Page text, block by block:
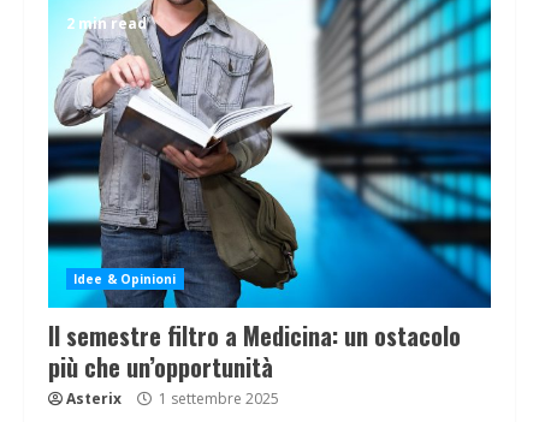
2 min read
Idee & Opinioni
Il semestre filtro a Medicina: un ostacolo
più che un’opportunità
Asterix 1 settembre 2025